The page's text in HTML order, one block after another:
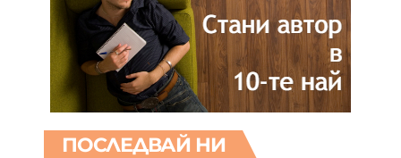
ПОСЛЕДВАЙ НИ